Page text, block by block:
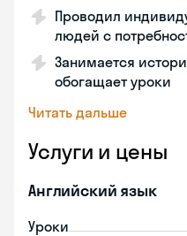
Проводил
людей с
Занимается
обогащает уроки
Читать дальше
Услуги и цены
Английский язык
Уроки